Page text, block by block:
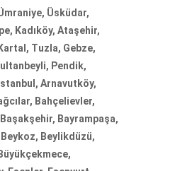
Üsküdar,
Kadıköy, Ataşehir,
Tuzla, Gebze,
Pendik,
Arnavutköy,
Bahçelievler,
Başakşehir, Bayrampaşa,
Beylikdüzü,